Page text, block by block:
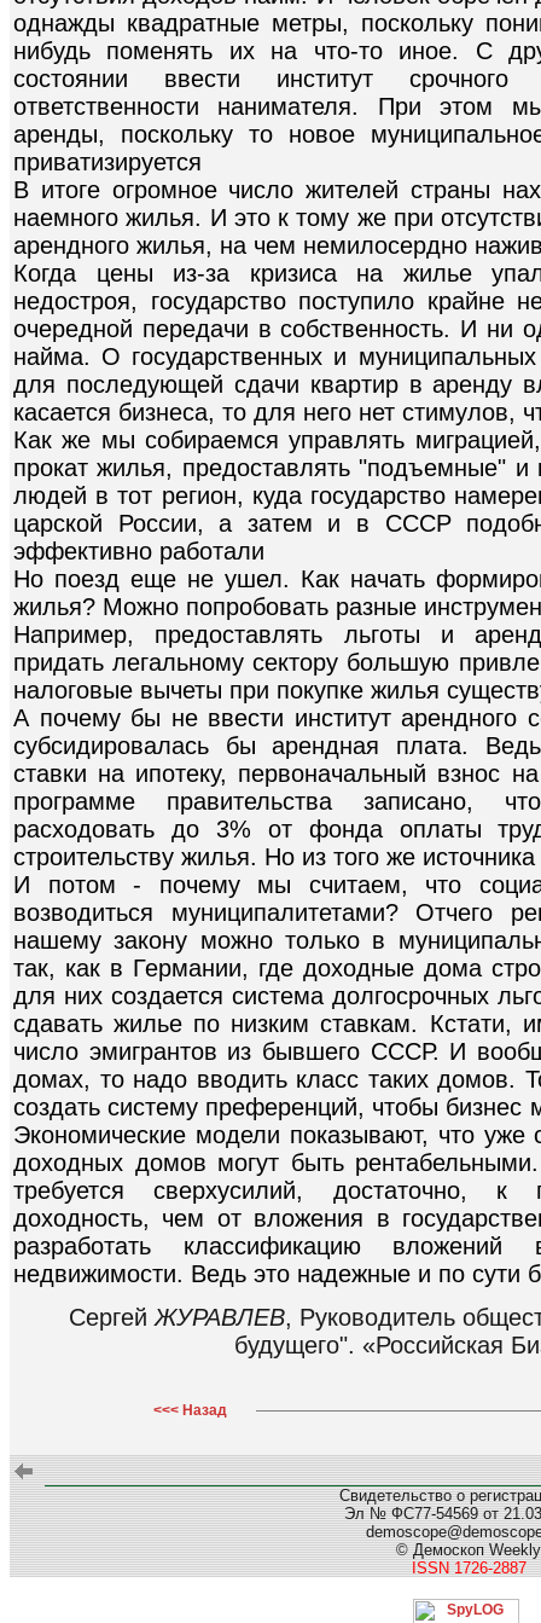
однажды квадратные метры, поскольку
нибудь поменять их на что-то иное. С
состоянии ввести институт
ответственности нанимателя. При этом
аренды, поскольку то новое
приватизируется
В итоге огромное число жителей страны
наемного жилья. И это к тому же при
арендного жилья, на чем немилосердно
Когда цены из-за кризиса на жилье
недостроя, государство поступило крайне
очередной передачи в собственность. И ни
найма. О государственных и
для последующей сдачи квартир в аренду
касается бизнеса, то для него нет стимулов,
Как же мы собираемся управлять
прокат жилья, предоставлять "подъемные"
людей в тот регион, куда государство
царской России, а затем и в СССР
эффективно работали
Но поезд еще не ушел. Как начать
жилья? Можно попробовать разные
Например, предоставлять льготы и
придать легальному сектору большую
налоговые вычеты при покупке жилья
А почему бы не ввести институт арендного
субсидировалась бы арендная плата.
ставки на ипотеку, первоначальный взнос
программе правительства записано,
расходовать до 3% от фонда оплаты
строительству жилья. Но из того же
И потом - почему мы считаем, что
возводиться муниципалитетами? Отчего
нашему закону можно только в
так, как в Германии, где доходные дома
для них создается система долгосрочных
сдавать жилье по низким ставкам. Кстати,
число эмигрантов из бывшего СССР. И
домах, то надо вводить класс таких домов.
создать систему преференций, чтобы бизнес
Экономические модели показывают, что уже
доходных домов могут быть
требуется сверхусилий, достаточно, к
доходность, чем от вложения в
разработать классификацию
недвижимости. Ведь это надежные и по сути
Сергей ЖУРАВЛЕВ, Руководитель
будущего". «Российская
<<< Назад
Свидетельство о
Эл № ФС77-54569 от
© Демоскоп Weekly
ISSN 1726-2887